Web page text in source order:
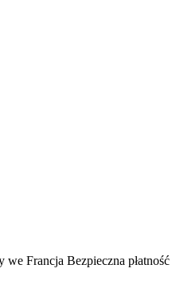
we Francja Bezpieczna płatność